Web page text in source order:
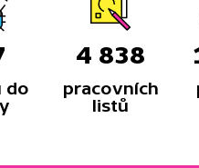
do
4 838
pracovních
listů